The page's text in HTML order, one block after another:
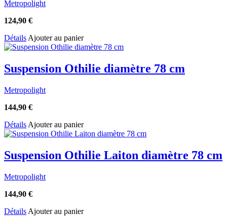
Metropolight
124,90 €
Détails Ajouter au panier
Suspension Othilie diamètre 78 cm
Metropolight
144,90 €
Détails Ajouter au panier
Suspension Othilie Laiton diamètre 78 cm
Metropolight
144,90 €
Détails Ajouter au panier